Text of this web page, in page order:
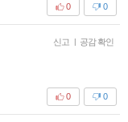
0
0
신고 | 공감 확인
0
0